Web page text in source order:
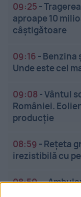
09:25 -
aproape 10
câștigătoare
09:16 - Benzina
Unde este cel
09:08 -Vântul
României.
producție
08:59 - Rețeta
irezistibilă cu
08:50-
Medicii au fost